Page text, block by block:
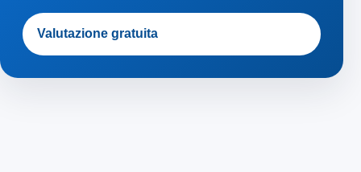
Valutazione gratuita